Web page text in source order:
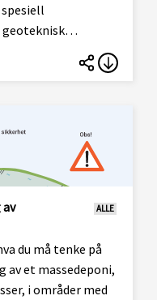
geoteknisk
ALLE
du må tenke på
av et massedeponi,
i områder med